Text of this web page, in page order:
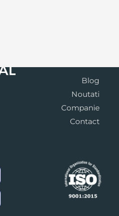
Blog
Noutati
Companie
Contact